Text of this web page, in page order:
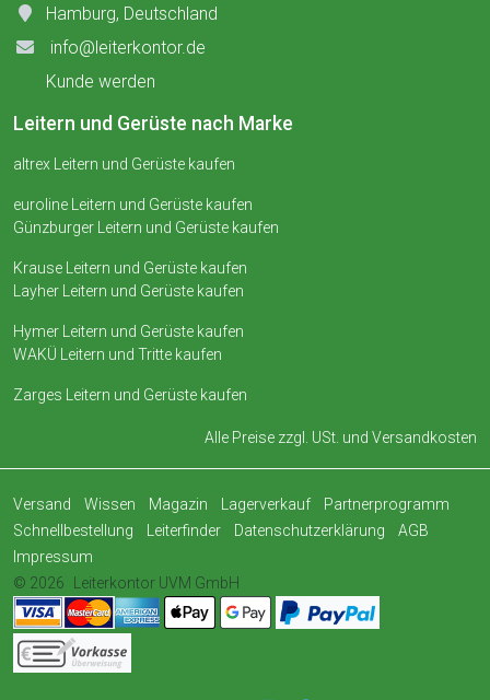
Hamburg, Deutschland
info@leiterkontor.de
Kunde werden
Leitern und Gerüste nach Marke
altrex Leitern und Gerüste kaufen
euroline Leitern und Gerüste kaufen
Günzburger Leitern und Gerüste kaufen
Krause Leitern und Gerüste kaufen
Layher Leitern und Gerüste kaufen
Hymer Leitern und Gerüste kaufen
WAKÜ Leitern und Tritte kaufen
Zarges Leitern und Gerüste kaufen
Alle Preise zzgl. USt. und Versandkosten
Versand Wissen Magazin Lagerverkauf
Partnerprogramm
Schnellbestellung
Leiterfinder Datenschutzerklärung
AGB
Impressum
© 2026
Leiterkontor UVM GmbH